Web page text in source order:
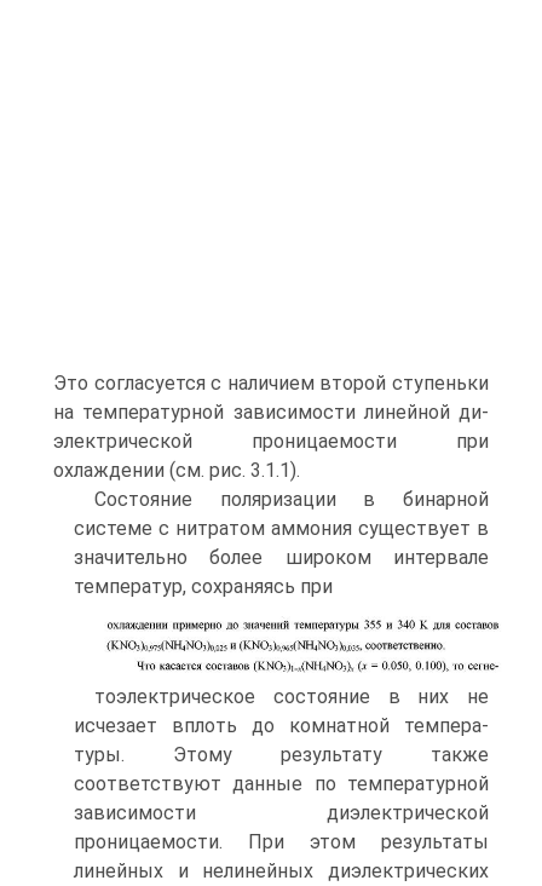
Это согласуется с наличием второй ступеньки
на температурной зависимости линейной ди­
электрической проницаемости при
охлаждении (см. рис. 3.1.1).
Состояние поляризации в бинарной
системе с нитратом аммония суще­ствует в
значительно более широком интервале
температур, сохраняясь при
тоэлектрическое состояние в них не
исчезает вплоть до комнатной темпера­
туры. Этому результату также
соответствуют данные по температурной
зави­симости диэлектрической
проницаемости. При этом результаты
линейных и нелинейных диэлектрических